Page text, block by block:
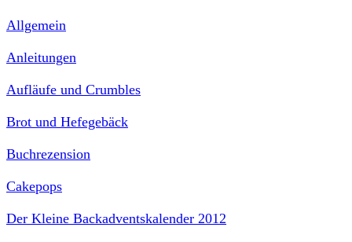
Allgemein
Anleitungen
Aufläufe und Crumbles
Brot und Hefegebäck
Buchrezension
Cakepops
Der Kleine Backadventskalender 2012